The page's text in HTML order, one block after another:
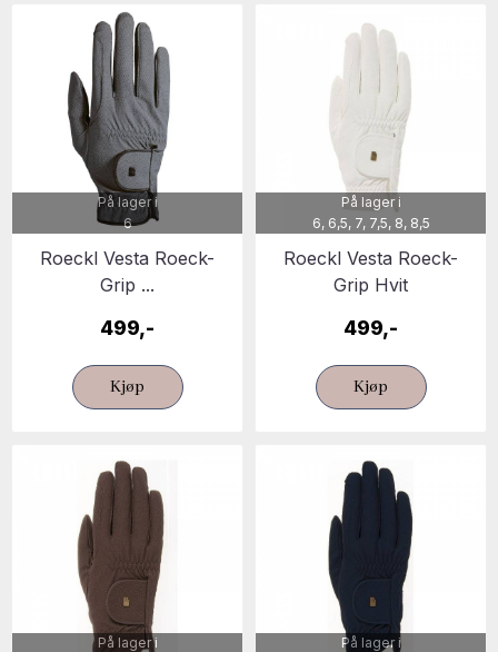
På lager i
6
Roeckl Vesta Roeck-
Grip ...
499,-
Kjøp
På lager i
6, 6,5, 7, 7,5, 8, 8,5
Roeckl Vesta Roeck-
Grip Hvit
499,-
Kjøp
På lager i
På lager i